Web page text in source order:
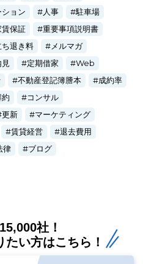
ション 人事
駐車場
賃保証
重要事項説明書
ち退き料
メルマガ
定期借家
Web
不動産登記簿謄本
成約率
コンサル
更新
マーケティング
賃貸経営
退去費用
律 ブログ
社！
い方はこちら！